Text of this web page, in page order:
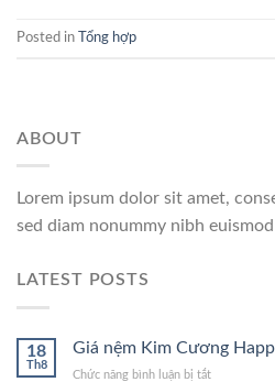
Posted in Tổng hợp
ABOUT
Lorem ipsum dolor sit amet,
sed diam nonummy nibh
LATEST POSTS
18
Th8
Giá nệm Kim Cương
Chức năng bình luận bị tắtở